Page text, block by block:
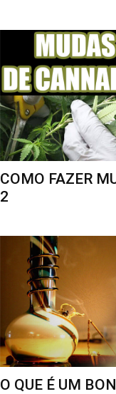
COMO FAZER
2
O QUE É UM